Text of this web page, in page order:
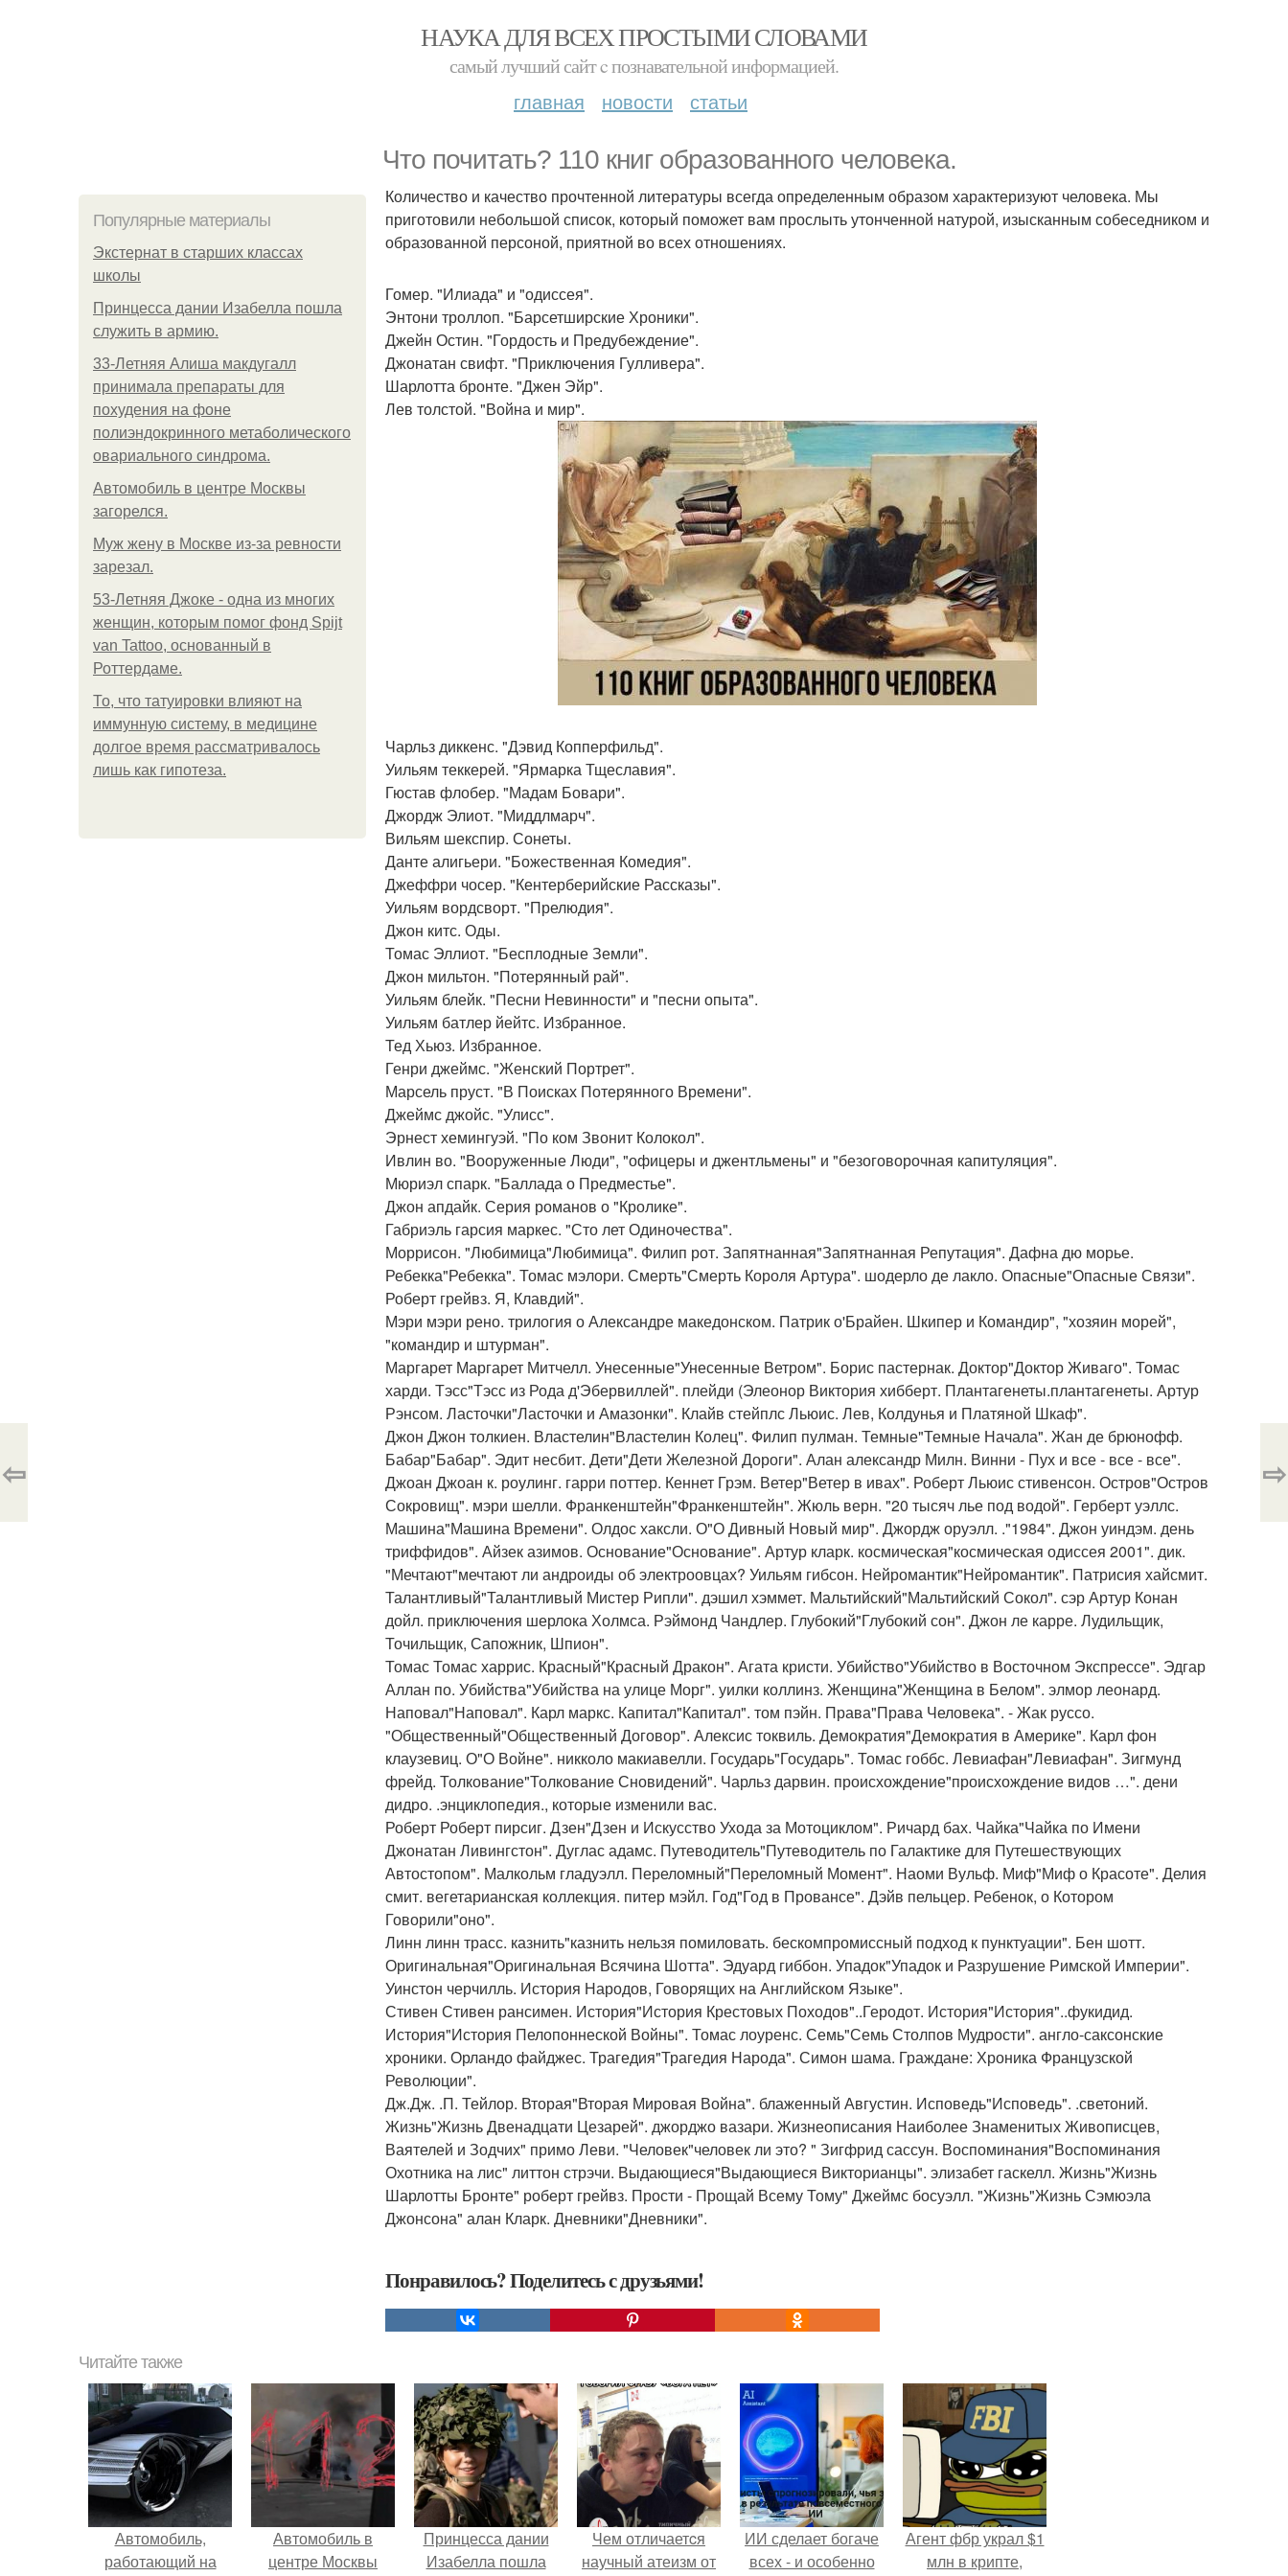
НАУКА ДЛЯ ВСЕХ ПРОСТЫМИ СЛОВАМИ
самый лучший сайт c познавательной информацией.
главная новости статьи
Что почитать? 110 книг образованного человека.
Популярные материалы
Экстернат в старших классах
школы
Принцесса дании Изабелла пошла
служить в армию.
33-Летняя Алиша макдугалл
принимала препараты для
похудения на фоне
полиэндокринного метаболического
овариального синдрома.
Автомобиль в центре Москвы
загорелся.
Mуж жену в Москве из-за ревности
зарезал.
53-Летняя Джоке - одна из многих
женщин, которым помог фонд Spijt
van Tattoo, основанный в
Роттердаме.
То, что татуировки влияют на
иммунную систему, в медицине
долгое время рассматривалось
лишь как гипотеза.
Количество и качество прочтенной литературы всегда определенным образом характеризуют человека. Мы
приготовили небольшой список, который поможет вам прослыть утонченной натурой, изысканным собеседником и
образованной персоной, приятной во всех отношениях.
Гомер. "Илиада" и "одиссея".
Энтони троллоп. "Барсетширские Хроники".
Джейн Остин. "Гордость и Предубеждение".
Джонатан свифт. "Приключения Гулливера".
Шарлотта бронте. "Джен Эйр".
Лев толстой. "Война и мир".
Чарльз диккенс. "Дэвид Копперфильд".
Уильям теккерей. "Ярмарка Тщеславия".
Гюстав флобер. "Мадам Бовари".
Джордж Элиот. "Миддлмарч".
Вильям шекспир. Сонеты.
Данте алигьери. "Божественная Комедия".
Джеффри чосер. "Кентерберийские Рассказы".
Уильям вордсворт. "Прелюдия".
Джон китс. Оды.
Томас Эллиот. "Бесплодные Земли".
Джон мильтон. "Потерянный рай".
Уильям блейк. "Песни Невинности" и "песни опыта".
Уильям батлер йейтс. Избранное.
Тед Хьюз. Избранное.
Генри джеймс. "Женский Портрет".
Марсель пруст. "В Поисках Потерянного Времени".
Джеймс джойс. "Улисс".
Эрнест хемингуэй. "По ком Звонит Колокол".
Ивлин во. "Вооруженные Люди", "офицеры и джентльмены" и "безоговорочная капитуляция".
Мюриэл спарк. "Баллада о Предместье".
Джон апдайк. Серия романов о "Кролике".
Габриэль гарсия маркес. "Сто лет Одиночества".
Моррисон. "Любимица"Любимица". Филип рот. Запятнанная"Запятнанная Репутация". Дафна дю морье.
Ребекка"Ребекка". Томас мэлори. Смерть"Смерть Короля Артура". шодерло де лакло. Опасные"Опасные Связи".
Роберт грейвз. Я, Клавдий".
Мэри мэри рено. трилогия о Александре македонском. Патрик о'Брайен. Шкипер и Командир", "хозяин морей",
"командир и штурман".
Маргарет Маргарет Митчелл. Унесенные"Унесенные Ветром". Борис пастернак. Доктор"Доктор Живаго". Томас
харди. Тэсс"Тэсс из Рода д'Эбервиллей". плейди (Элеонор Виктория хибберт. Плантагенеты.плантагенеты. Артур
Рэнсом. Ласточки"Ласточки и Амазонки". Клайв стейплс Льюис. Лев, Колдунья и Платяной Шкаф".
Джон Джон толкиен. Властелин"Властелин Колец". Филип пулман. Темные"Темные Начала". Жан де брюнофф.
Бабар"Бабар". Эдит несбит. Дети"Дети Железной Дороги". Алан александр Милн. Винни - Пух и все - все - все".
Джоан Джоан к. роулинг. гарри поттер. Кеннет Грэм. Ветер"Ветер в ивах". Роберт Льюис стивенсон. Остров"Остров
Сокровищ". мэри шелли. Франкенштейн"Франкенштейн". Жюль верн. "20 тысяч лье под водой". Герберт уэллс.
Машина"Машина Времени". Олдос хаксли. О"О Дивный Новый мир". Джордж оруэлл. ."1984". Джон уиндэм. день
триффидов". Айзек азимов. Основание"Основание". Артур кларк. космическая"космическая одиссея 2001". дик.
"Мечтают"мечтают ли андроиды об электроовцах? Уильям гибсон. Нейромантик"Нейромантик". Патрисия хайсмит.
Талантливый"Талантливый Мистер Рипли". дэшил хэммет. Мальтийский"Мальтийский Сокол". сэр Артур Конан
дойл. приключения шерлока Холмса. Рэймонд Чандлер. Глубокий"Глубокий сон". Джон ле карре. Лудильщик,
Точильщик, Сапожник, Шпион".
Томас Томас харрис. Красный"Красный Дракон". Агата кристи. Убийство"Убийство в Восточном Экспрессе". Эдгар
Аллан по. Убийства"Убийства на улице Морг". уилки коллинз. Женщина"Женщина в Белом". элмор леонард.
Наповал"Наповал". Карл маркс. Капитал"Капитал". том пэйн. Права"Права Человека". - Жак руссо.
"Общественный"Общественный Договор". Алексис токвиль. Демократия"Демократия в Америке". Карл фон
клаузевиц. О"О Войне". никколо макиавелли. Государь"Государь". Томас гоббс. Левиафан"Левиафан". Зигмунд
фрейд. Толкование"Толкование Сновидений". Чарльз дарвин. происхождение"происхождение видов …". дени
дидро. .энциклопедия., которые изменили вас.
Роберт Роберт пирсиг. Дзен"Дзен и Искусство Ухода за Мотоциклом". Ричард бах. Чайка"Чайка по Имени
Джонатан Ливингстон". Дуглас адамс. Путеводитель"Путеводитель по Галактике для Путешествующих
Автостопом". Малкольм гладуэлл. Переломный"Переломный Момент". Наоми Вульф. Миф"Миф о Красоте". Делия
смит. вегетарианская коллекция. питер мэйл. Год"Год в Провансе". Дэйв пельцер. Ребенок, о Котором
Говорили"оно".
Линн линн трасс. казнить"казнить нельзя помиловать. бескомпромиссный подход к пунктуации". Бен шотт.
Оригинальная"Оригинальная Всячина Шотта". Эдуард гиббон. Упадок"Упадок и Разрушение Римской Империи".
Уинстон черчилль. История Народов, Говорящих на Английском Языке".
Стивен Стивен рансимен. История"История Крестовых Походов"..Геродот. История"История"..фукидид.
История"История Пелопоннеской Войны". Томас лоуренс. Семь"Семь Столпов Мудрости". англо-саксонские
хроники. Орландо файджес. Трагедия"Трагедия Народа". Симон шама. Граждане: Хроника Французской
Революции".
Дж.Дж. .П. Тейлор. Вторая"Вторая Мировая Война". блаженный Августин. Исповедь"Исповедь". .светоний.
Жизнь"Жизнь Двенадцати Цезарей". джорджо вазари. Жизнеописания Наиболее Знаменитых Живописцев,
Ваятелей и Зодчих" примо Леви. "Человек"человек ли это? " Зигфрид сассун. Воспоминания"Воспоминания
Охотника на лис" литтон стрэчи. Выдающиеся"Выдающиеся Викторианцы". элизабет гаскелл. Жизнь"Жизнь
Шарлотты Бронте" роберт грейвз. Прости - Прощай Всему Тому" Джеймс босуэлл. "Жизнь"Жизнь Сэмюэла
Джонсона" алан Кларк. Дневники"Дневники".
Понравилось? Поделитесь с друзьями!
⇦ ⇨
Читайте также
Автомобиль,
работающий на
Автомобиль в
центре Москвы
Принцесса дании
Изабелла пошла
Чем отличаетcя
научный атеизм от
ИИ сделает богаче
всех - и особенно
Агент фбр украл $1
млн в крипте,